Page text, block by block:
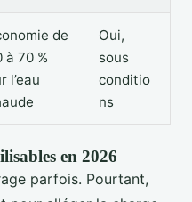
de
à 70 %
l’eau
Oui,
sous
conditio
ns
en 2026
parfois. Pourtant,